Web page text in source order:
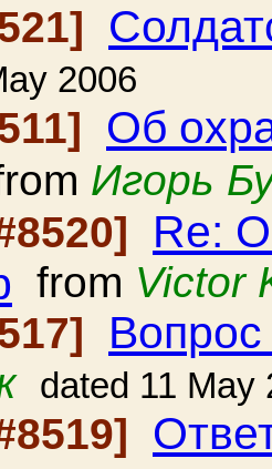
2006
Об
Игорь
Re:
from Victor
dated 11 May